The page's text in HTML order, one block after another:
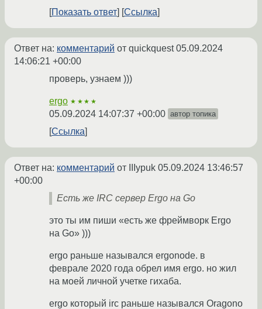
Показать ответ
Ссылка
Ответ на: комментарий от quickquest05.09.2024
14:06:21 +00:00
проверь, узнаем )))
ergo ★★★★
05.09.2024 14:07:37 +00:00 автор топика
Ссылка
Ответ на: комментарий от IIIypuk 05.09.2024 13:46:57
+00:00
Есть же IRC сервер Ergo на Go
это ты им пиши «есть же фреймворк Ergo
на Go» )))
ergo раньше назывался ergonode. в
феврале 2020 года обрел имя ergo. но жил
на моей личной учетке гихаба.
ergo который irc раньше назывался Oragono